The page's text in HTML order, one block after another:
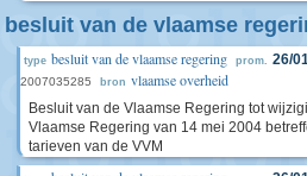
besluit van de vlaamse
type besluit van de vlaamse regering prom. 26/
2007035285 bron vlaamse overheid
Besluit van de Vlaamse Regering tot
Vlaamse Regering van 14 mei 2004
tarieven van de VVM